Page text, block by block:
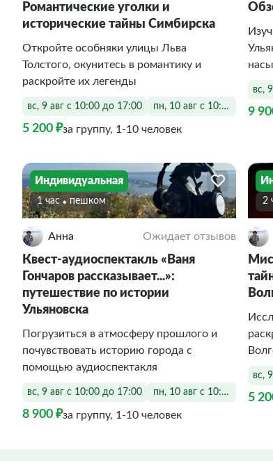
Романтические уголки и
исторические тайны Симбирска
Откройте особняки улицы Льва
Толстого, окунитесь в романтику и
раскройте их легенды
вс, 9 авг с 10:00 до 17:00 пн, 10 авг с 10:00 до
5 200 ₽за группу, 1-10 человек
вс,
9
Индивидуальная
1 час Пешком
Анна Ожидает отзывов
Квест-аудиоспектакль «Ваня
Гончаров рассказывает...»:
путешествие по истории
Ульяновска
Погрузиться в атмосферу прошлого и
почувствовать историю города с
помощью аудиоспектакля
вс, 9 авг с 10:00 до 17:00 пн, 10 авг с 10:00 до
8 900 ₽за группу, 1-10 человек
2
вс,
5